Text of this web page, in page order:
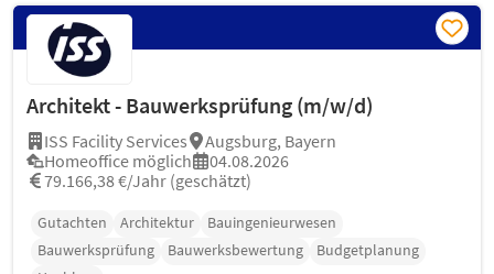
Architekt - Bauwerksprüfung (m/w/d)
ISS Facility Services
Augsburg, Bayern
Homeoffice möglich
04.08.2026
79.166,38 €/Jahr (geschätzt)
Gutachten Architektur
Bauingenieurwesen
Bauwerksprüfung
Bauwerksbewertung
Budgetplanung